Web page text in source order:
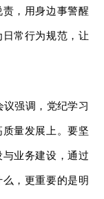
，用身边事警醒
常行为规范，让
议强调，党纪学习
量发展上。要坚
业务建设，通过
，更重要的是明